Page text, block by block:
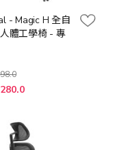
- Magic H 全自
體工學椅 - 專